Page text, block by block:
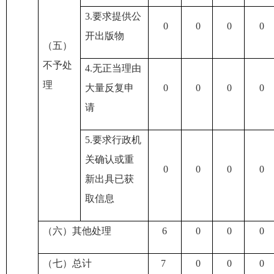
（五）
不予处
理
3.要求提供公
开出版物
0 0 0 0
4.无正当理由
大量反复申
请
0 0 0 0
5.要求行政机
关确认或重
新出具已获
取信息
0 0 0 0
（六）其他处理 6 0 0 0
（七）总计 7 0 0 0